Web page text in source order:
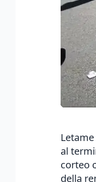
al
corteo
della